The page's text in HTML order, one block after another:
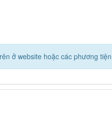
ở website hoặc các phương